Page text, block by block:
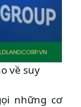
về suy
những cơ